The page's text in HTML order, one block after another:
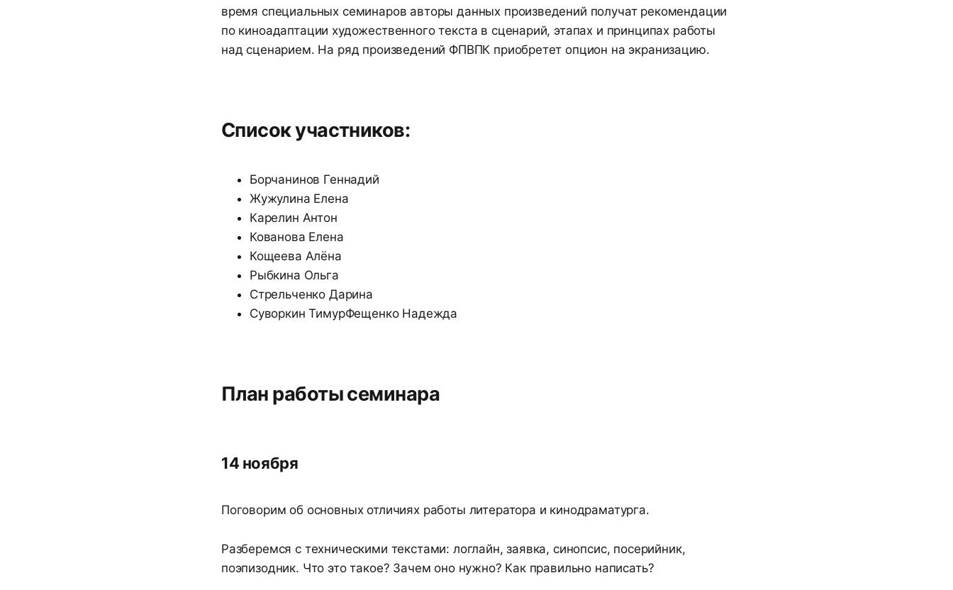
время специальных семинаров авторы данных произведений получат рекомендации
по киноадаптации художественного текста в сценарий, этапах и принципах работы
над сценарием. На ряд произведений ФПВПК приобретет опцион на экранизацию.
Список участников:
Борчанинов Геннадий
Жужулина Елена
Карелин Антон
Кованова Елена
Кощеева Алёна
Рыбкина Ольга
Стрельченко Дарина
Суворкин ТимурФещенко Надежда
План работы семинара
14 ноября
Поговорим об основных отличиях работы литератора и кинодраматурга.
Разберемся с техническими текстами: логлайн, заявка, синопсис, посерийник,
поэпизодник. Что это такое? Зачем оно нужно? Как правильно написать?